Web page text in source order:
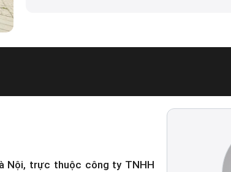
Nội, trực thuộc công ty TNHH